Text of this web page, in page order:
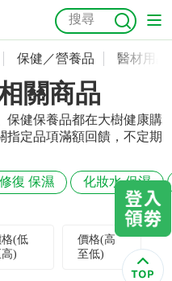
魚油 幼兒米餅 貓砂
保健／營養品 醫材用品
關商品
保健保養品都在大樹健康購
指定品項滿額回饋，不定期
修復 保濕 化妝水 保濕
格(低
)
價格(高
至低)